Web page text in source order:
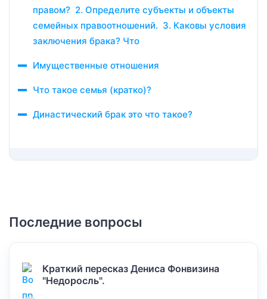
правом? 2. Определите субъекты и объекты
семейных правоотношений. 3. Каковы условия
заключения брака? Что
Имущественные отношения
Что такое семья (кратко)?
Династический брак это что такое?
Последние вопросы
Краткий пересказ Дениса Фонвизина
"Недоросль".